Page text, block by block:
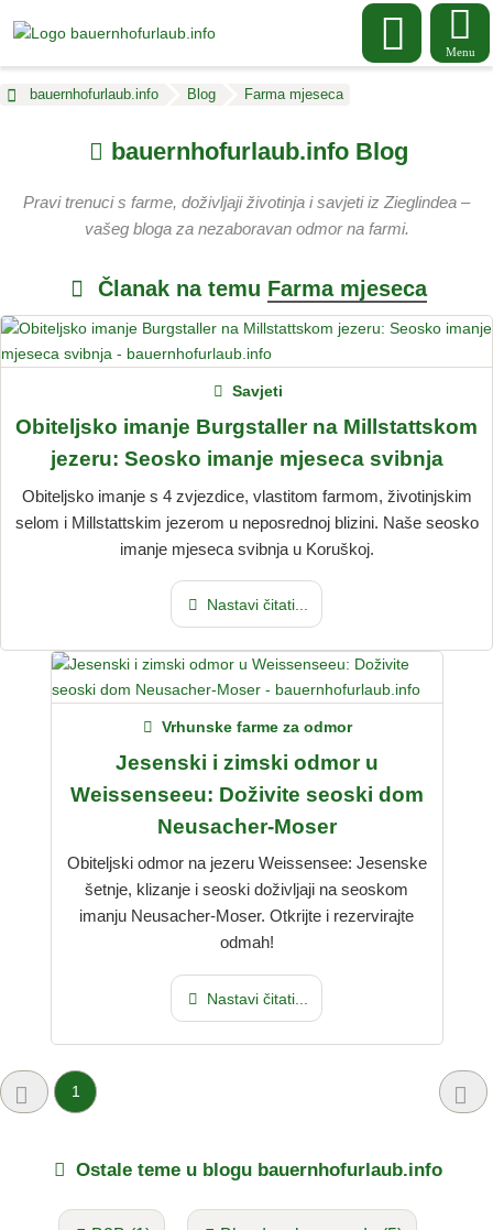
Menu
bauernhofurlaub.info Blog Farma mjeseca
bauernhofurlaub.info Blog
Pravi trenuci s farme, doživljaji životinja i savjeti iz Zieglindea –
vašeg bloga za nezaboravan odmor na farmi.
Članak na temu Farma mjeseca
Obiteljsko imanje Burgstaller na Millstattskom
jezeru: Seosko imanje mjeseca svibnja
Savjeti
Obiteljsko imanje s 4 zvjezdice, vlastitom farmom, životinjskim
selom i Millstattskim jezerom u neposrednoj blizini. Naše seosko
imanje mjeseca svibnja u Koruškoj.
Nastavi čitati...
Jesenski i zimski odmor u
Weissenseeu: Doživite seoski dom
Neusacher-Moser
Vrhunske farme za odmor
Obiteljski odmor na jezeru Weissensee: Jesenske
šetnje, klizanje i seoski doživljaji na seoskom
imanju Neusacher-Moser. Otkrijte i rezervirajte
odmah!
Nastavi čitati...
1
Ostale teme u blogu bauernhofurlaub.info